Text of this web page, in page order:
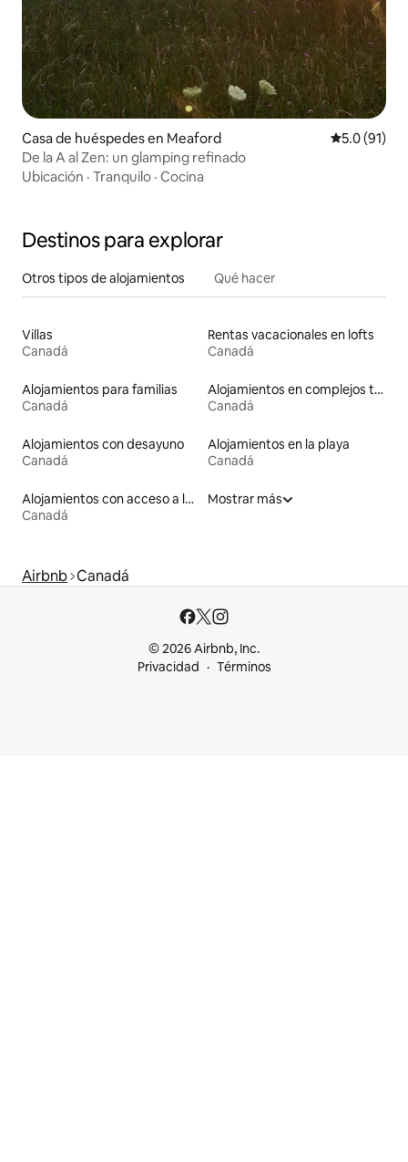
Casa de huéspedes en Meaford Calificación
5.0 (91)
De la A al Zen: un glamping refinado
Ubicación · Tranquilo · Cocina
Destinos para explorar
Otros tipos de alojamientos Qué hacer
Villas
Canadá
Rentas vacacionales en lofts
Canadá
Alojamientos para familias
Canadá
Alojamientos en complejos turísticos
Canadá
Alojamientos con desayuno
Canadá
Alojamientos en la playa
Canadá
Alojamientos con acceso a la playa
Canadá
Mostrar más
Airbnb Canadá
© 2026 Airbnb, Inc.
Privacidad
Términos